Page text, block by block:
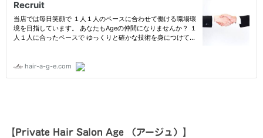
【Private Hair Salon Age （アージュ） 】